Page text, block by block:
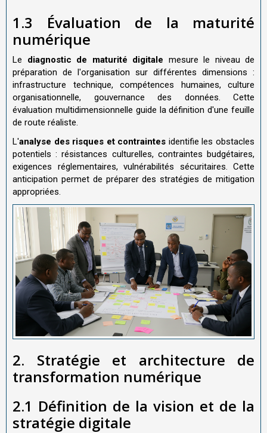
1.3 Évaluation de la maturité
numérique
Le diagnostic de maturité digitale mesure le niveau de
préparation de l'organisation sur différentes dimensions :
infrastructure technique, compétences humaines, culture
organisationnelle, gouvernance des données. Cette
évaluation multidimensionnelle guide la définition d'une feuille
de route réaliste.
L'analyse des risques et contraintes identifie les obstacles
potentiels : résistances culturelles, contraintes budgétaires,
exigences réglementaires, vulnérabilités sécuritaires. Cette
anticipation permet de préparer des stratégies de mitigation
appropriées.
2. Stratégie et architecture de
transformation numérique
2.1 Définition de la vision et de la
stratégie digitale